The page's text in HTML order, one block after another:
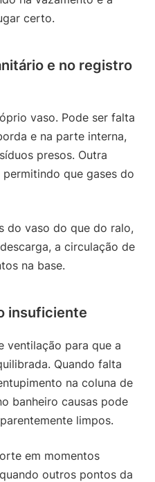
certo.
e no registro
vaso. Pode ser falta
e na parte interna,
presos. Outra
que gases do
do vaso do que do ralo,
a circulação de
na base.
insuficiente
ventilação para que a
Quando falta
na coluna de
banheiro causas pode
limpos.
em momentos
outros pontos da